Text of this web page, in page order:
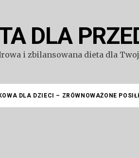
DLA
i zbilansowana dieta dla
DLA DZIECI – ZRÓWNOWAŻONE